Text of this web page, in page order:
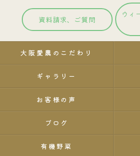
資料請求、ご質問
ウィ
大阪愛農のこだわり
ギャラリー
お客様の声
ブログ
有機野菜